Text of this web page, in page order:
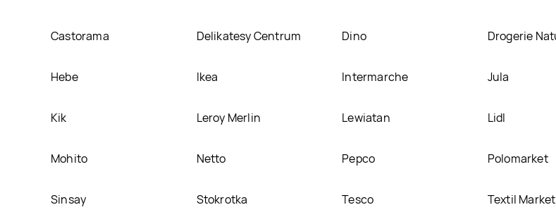
Castorama Delikatesy Centrum Dino Drogerie
Hebe Ikea Intermarche Jula
Kik Leroy Merlin Lewiatan Lidl
Mohito Netto Pepco Polomarket
Sinsay Stokrotka Tesco Textil Market